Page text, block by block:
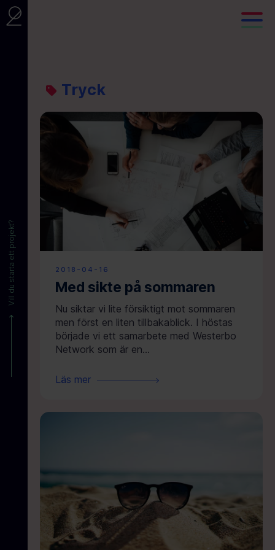
Vill du starta ett projekt?
Tryck
2018-04-16
Med sikte på sommaren
Nu siktar vi lite försiktigt mot sommaren
men först en liten tillbakablick. I höstas
började vi ett samarbete med Westerbo
Network som är en...
Läs mer